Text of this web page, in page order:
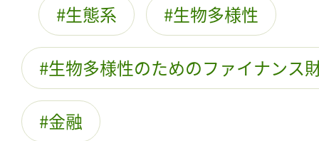
生態系 生物多様性
生物多様性のためのファイナンス
金融